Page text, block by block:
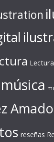
música
reseñas